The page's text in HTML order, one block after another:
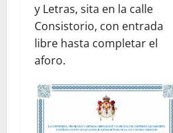
y Letras, sita en la calle
Consistorio, con entrada
libre hasta completar el
aforo.